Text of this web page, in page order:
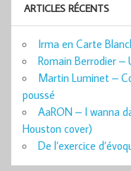
ARTICLES RÉCENTS
Irma en Carte
Romain Berrodier –
Martin Luminet –
poussé
AaRON – I wanna
Houston cover)
De l’exercice